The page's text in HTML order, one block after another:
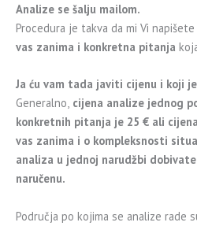
Analize se šalju mailom.
Procedura je takva da mi Vi napišete
vas zanima i konkretna pitanja
Ja ću vam tada javiti cijenu i koji
Generalno, cijena analize jednog
konkretnih pitanja je 25 € ali c
vas zanima i o kompleksnosti
analiza u jednoj narudžbi
naručenu.
Područja po kojima se analize rade